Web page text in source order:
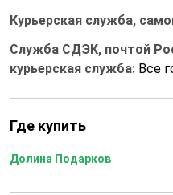
Курьерская служба,
Служба СДЭК, почтой
курьерская служба: Все
Где купить
Долина Подарков